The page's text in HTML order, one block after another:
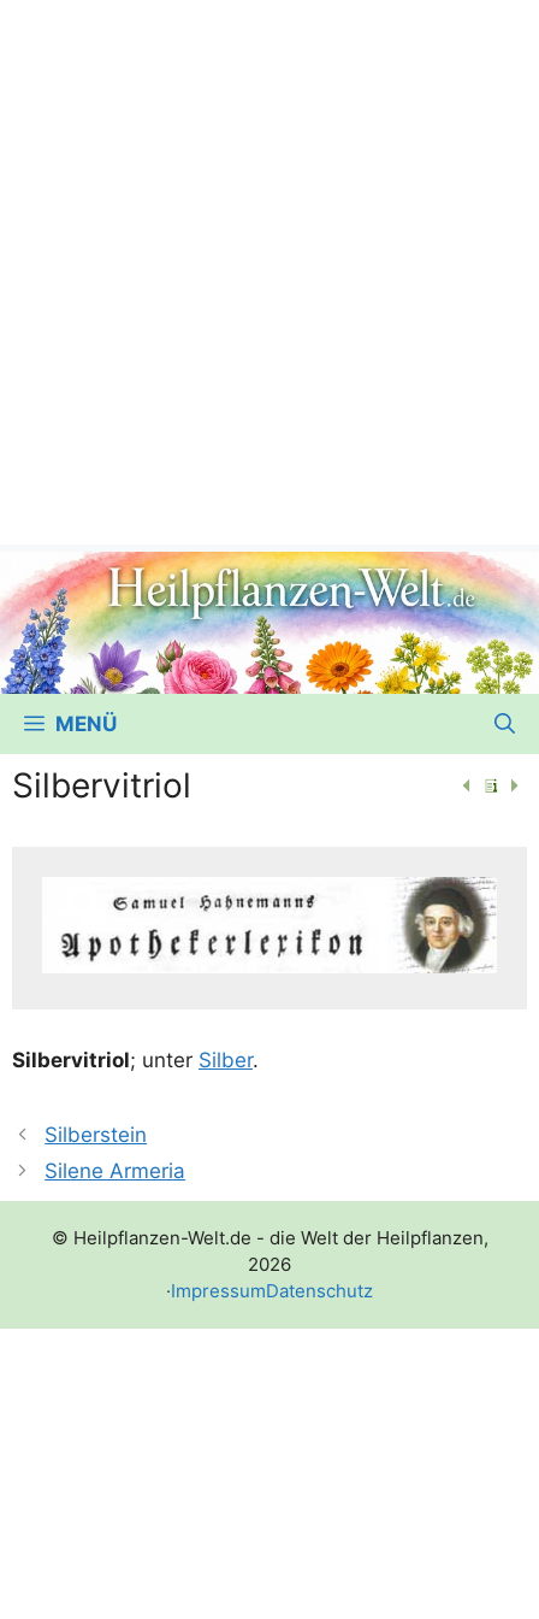
MENÜ
Silbervitriol
Sil­ber­vi­tri­ol; unter Sil­ber.
Silberstein
Silene Armeria
© Heilpflanzen-Welt.de - die Welt der Heilpflanzen,
2026
·ImpressumDatenschutz